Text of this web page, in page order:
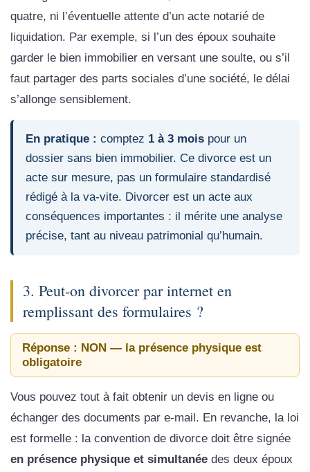
quatre, ni l’éventuelle attente d’un acte notarié de
liquidation. Par exemple, si l’un des époux souhaite
garder le bien immobilier en versant une soulte, ou s’il
faut partager des parts sociales d’une société, le délai
s’allonge sensiblement.
En pratique : comptez 1 à 3 mois pour un
dossier sans bien immobilier. Ce divorce est un
acte sur mesure, pas un formulaire standardisé
rédigé à la va-vite. Divorcer est un acte aux
conséquences importantes : il mérite une analyse
précise, tant au niveau patrimonial qu’humain.
3. Peut-on divorcer par internet en
remplissant des formulaires ?
Réponse : NON — la présence physique est
obligatoire
Vous pouvez tout à fait obtenir un devis en ligne ou
échanger des documents par e-mail. En revanche, la loi
est formelle : la convention de divorce doit être signée
en présence physique et simultanée des deux époux